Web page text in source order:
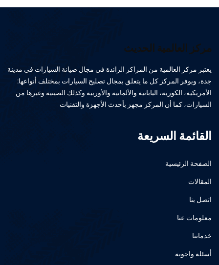
مركز العالمية الحديث
يعتبر مركز العالمية من المراكز الرائدة في مجال صيانة السيارات في مدينة
جدة، ويوفر المركز كل ما يتعلق بمجال تصليح السيارات بمختلف أنواعها:
الأمريكية، الكورية، اليابانية والألمانية والأوربية وكذلك الصينية وغيرها من
السيارات، كما أن المركز مجهز بأحدث الأجهزة والتقنيات
القائمة السريعة
الصفحة الرئيسية
المقالات
اتصل بنا
معلومات عنا
خدماتنا
أسئلة واجوبة